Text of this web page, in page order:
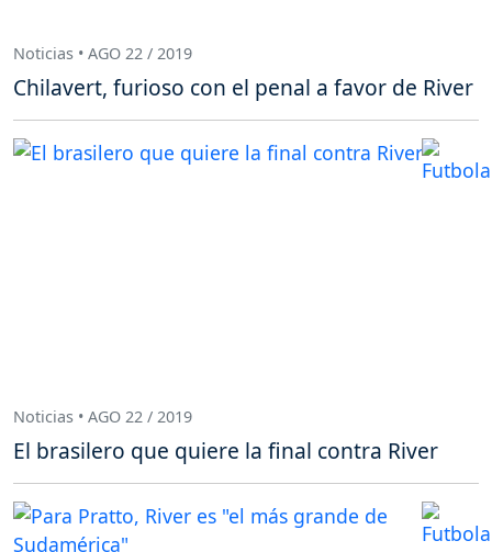
Noticias • AGO 22 / 2019
Chilavert, furioso con el penal a favor de River
Noticias • AGO 22 / 2019
El brasilero que quiere la final contra River